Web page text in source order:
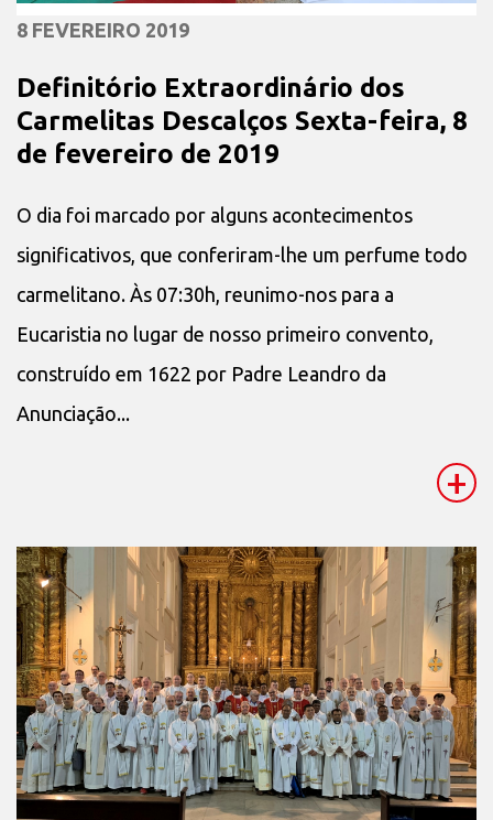
8 FEVEREIRO 2019
Definitório Extraordinário dos
Carmelitas Descalços Sexta-feira, 8
de fevereiro de 2019
O dia foi marcado por alguns acontecimentos
significativos, que conferiram-lhe um perfume todo
carmelitano. Às 07:30h, reunimo-nos para a
Eucaristia no lugar de nosso primeiro convento,
construído em 1622 por Padre Leandro da
Anunciação...
+